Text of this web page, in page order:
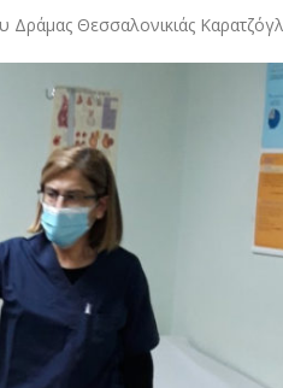
Δράμας Θεσσαλονικιάς